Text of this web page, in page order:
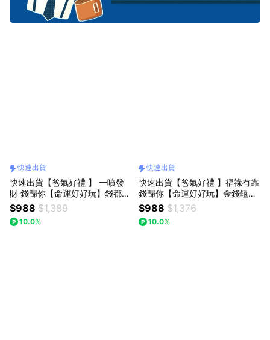
開業開市禮 喬遷入厝禮 萌寵療癒禮
快速出貨
快速出貨【爸氣好禮 】 一噴發
財 錢歸你【命運好好玩】錢都歸
我錢龜擺鎮+黃水晶精萃•招財結
界噴霧
$988 $1,389
10.0%
快速出貨
快速出貨【爸氣好禮 】福祿有靠
錢歸你【命運好好玩】金錢龜來
聚寶鎮+福祿雙全抱枕
$988 $1,376
10.0%